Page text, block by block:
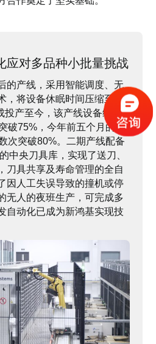
应对多品种小批量挑战
的产线，采用智能调度、无
，将设备休眠时间压缩至极
投产至今，该产线设备综合
破75%，今年前五个月的数
次突破80%。二期产线配备
中央刀具库，实现了送刀、
刀具共享及寿命管理的全自
因人工失误导致的撞机或停
无人的夜班生产，可完成多
自动化已成为新鸿基实现技